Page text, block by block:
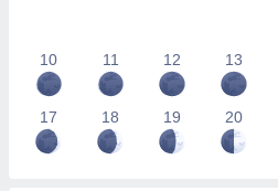
10 11 12 13
17 18 19 20